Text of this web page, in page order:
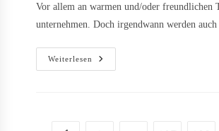
Vor allem an warmen und/oder freundlichen
unternehmen. Doch irgendwann werden
Weiterlesen
Langeweile
Mit